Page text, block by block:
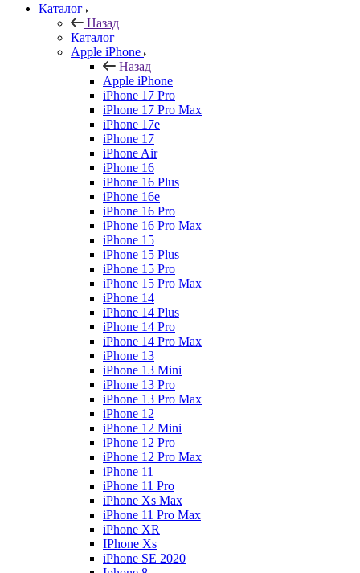
Каталог
Назад
Каталог
Apple iPhone
Назад
Apple iPhone
iPhone 17 Pro
iPhone 17 Pro Max
iPhone 17e
iPhone 17
iPhone Air
iPhone 16
iPhone 16 Plus
iPhone 16e
iPhone 16 Pro
iPhone 16 Pro Max
iPhone 15
iPhone 15 Plus
iPhone 15 Pro
iPhone 15 Pro Max
iPhone 14
iPhone 14 Plus
iPhone 14 Pro
iPhone 14 Pro Max
iPhone 13
iPhone 13 Mini
iPhone 13 Pro
iPhone 13 Pro Max
iPhone 12
iPhone 12 Mini
iPhone 12 Pro
iPhone 12 Pro Max
iPhone 11
iPhone 11 Pro
iPhone Xs Max
iPhone 11 Pro Max
iPhone XR
IPhone Xs
iPhone SE 2020